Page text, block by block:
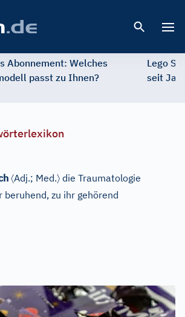
Abonnement: Welches
passt zu Ihnen?
Lego
seit
〈Adj.; Med.〉 die Traumatologie
zu ihr gehörend